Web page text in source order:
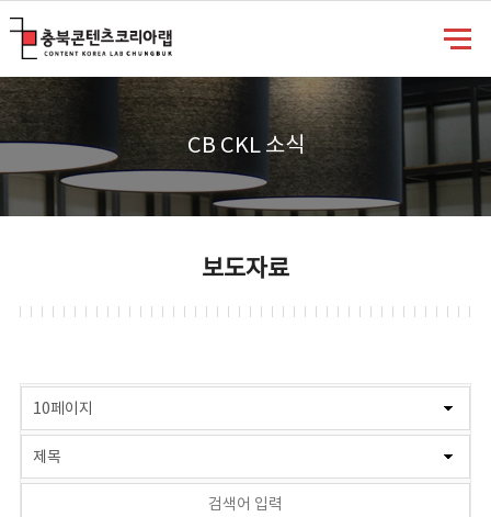
CB CKL 소식
보도자료